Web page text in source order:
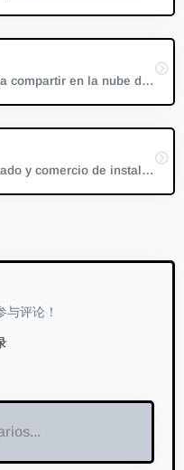
Plataforma de servicio para compartir en la nube de máquinas de minería de criptomonedas
Plataforma mundial de listado y comercio de instalaciones de minería de criptomonedas C2C
与评论！